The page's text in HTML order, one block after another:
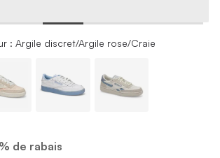
: Argile discret/Argile rose/Craie
de rabais